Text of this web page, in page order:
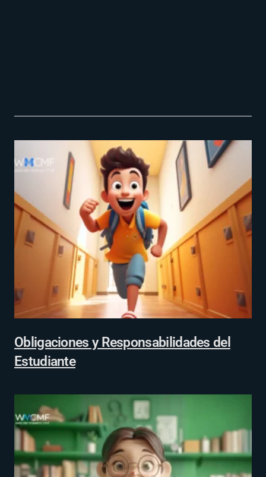
Obligaciones y Responsabilidades del
Estudiante